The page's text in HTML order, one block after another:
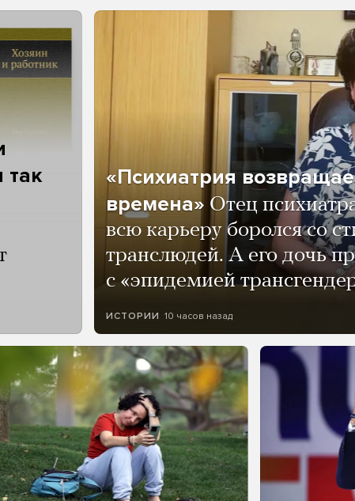
так
«Психиатрия
времена» Отец
всю карьеру боролся со
транслюдей. А его дочь
с «эпидемией
ИСТОРИИ 10 часов назад